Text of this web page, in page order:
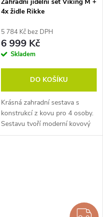
Zahradní jídelní set Viking M +
4x židle Rikke
5 784 Kč bez DPH
6 999 Kč
Skladem
DO KOŠÍKU
Krásná zahradní sestava s
konstrukcí z kovu pro 4 osoby.
Sestavu tvoří moderní kovový
stůl a 4 designové židle Rikke v